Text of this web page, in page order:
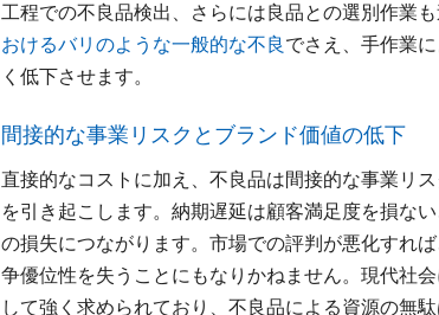
工程での不良品検出、さらには良品との選別作業
おけるバリのような一般的な不良 でさえ、手作業
く低下させます。
間接的な事業リスクとブランド価値の低下
直接的なコストに加え、不良品は間接的な事業リ
を引き起こします。納期遅延は顧客満足度を損な
の損失につながります。市場での評判が悪化すれ
争優位性を失うことにもなりかねません。現代社
して強く求められており、不良品による資源の無